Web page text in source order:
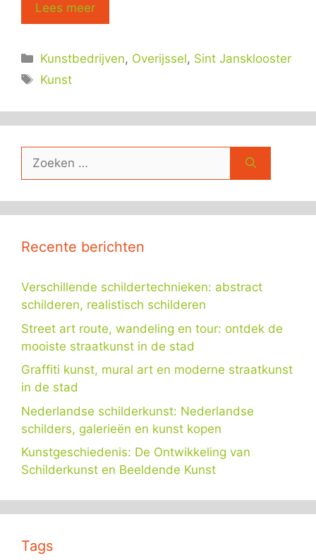
Lees meer
Categorieën
Kunstbedrijven, Overijssel, Sint Jansklooster
Tags
Kunst
Zoek
Recente berichten
Verschillende schildertechnieken: abstract
schilderen, realistisch schilderen
Street art route, wandeling en tour: ontdek de
mooiste straatkunst in de stad
Graffiti kunst, mural art en moderne straatkunst
in de stad
Nederlandse schilderkunst: Nederlandse
schilders, galerieën en kunst kopen
Kunstgeschiedenis: De Ontwikkeling van
Schilderkunst en Beeldende Kunst
Tags